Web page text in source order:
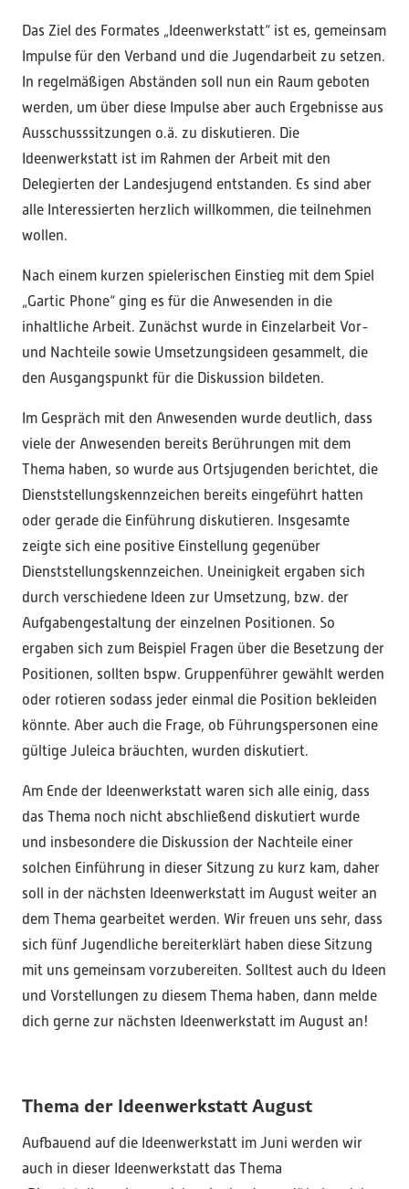
Das Ziel des Formates „Ideenwerkstatt“ ist es, gemeinsam
Impulse für den Verband und die Jugendarbeit zu setzen.
In regelmäßigen Abständen soll nun ein Raum geboten
werden, um über diese Impulse aber auch Ergebnisse aus
Ausschusssitzungen o.ä. zu diskutieren. Die
Ideenwerkstatt ist im Rahmen der Arbeit mit den
Delegierten der Landesjugend entstanden. Es sind aber
alle Interessierten herzlich willkommen, die teilnehmen
wollen.
Nach einem kurzen spielerischen Einstieg mit dem Spiel
„Gartic Phone“ ging es für die Anwesenden in die
inhaltliche Arbeit. Zunächst wurde in Einzelarbeit Vor-
und Nachteile sowie Umsetzungsideen gesammelt, die
den Ausgangspunkt für die Diskussion bildeten.
Im Gespräch mit den Anwesenden wurde deutlich, dass
viele der Anwesenden bereits Berührungen mit dem
Thema haben, so wurde aus Ortsjugenden berichtet, die
Dienststellungskennzeichen bereits eingeführt hatten
oder gerade die Einführung diskutieren. Insgesamte
zeigte sich eine positive Einstellung gegenüber
Dienststellungskennzeichen. Uneinigkeit ergaben sich
durch verschiedene Ideen zur Umsetzung, bzw. der
Aufgabengestaltung der einzelnen Positionen. So
ergaben sich zum Beispiel Fragen über die Besetzung der
Positionen, sollten bspw. Gruppenführer gewählt werden
oder rotieren sodass jeder einmal die Position bekleiden
könnte. Aber auch die Frage, ob Führungspersonen eine
gültige Juleica bräuchten, wurden diskutiert.
Am Ende der Ideenwerkstatt waren sich alle einig, dass
das Thema noch nicht abschließend diskutiert wurde
und insbesondere die Diskussion der Nachteile einer
solchen Einführung in dieser Sitzung zu kurz kam, daher
soll in der nächsten Ideenwerkstatt im August weiter an
dem Thema gearbeitet werden. Wir freuen uns sehr, dass
sich fünf Jugendliche bereiterklärt haben diese Sitzung
mit uns gemeinsam vorzubereiten. Solltest auch du Ideen
und Vorstellungen zu diesem Thema haben, dann melde
dich gerne zur nächsten Ideenwerkstatt im August an!
Thema der Ideenwerkstatt August
Aufbauend auf die Ideenwerkstatt im Juni werden wir
auch in dieser Ideenwerkstatt das Thema